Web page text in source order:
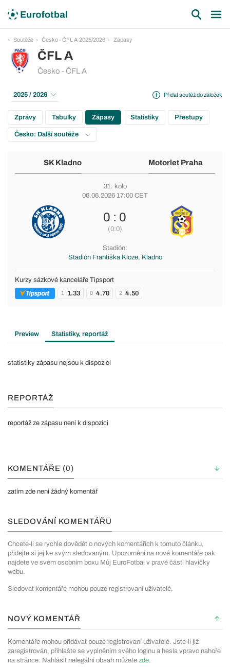
Soutěže Česko - ČFL A 2025/2026 Zápasy
ČFL A
Česko - ČFL A
Přidat soutěž do záložek
2025 / 2026
Zprávy Tabulky Zápasy Statistiky Přestupy
Česko: Další soutěže
SK Kladno Motorlet Praha
31. kolo
06.06.2026 17:00 CET
0 : 0
(0:0)
Stadión:
Stadión Františka Kloze, Kladno
Kurzy sázkové kanceláře Tipsport
1 1.33 0 4.70 2 4.50
Preview Statistiky, reportáž
statistiky zápasu nejsou k dispozici
REPORTÁŽ
reportáž ze zápasu není k dispozici
KOMENTÁŘE (0)
zatím zde není žádný komentář
SLEDOVÁNÍ KOMENTÁŘŮ
Chcete-li se rychle dovědět o nových komentářích k tomuto článku,
přidejte si jej ke svým sledovaným. Upozornění na nové komentáře pak
najdete ve svém osobním boxu Můj EuroFotbal v pravé části hlavičky
webu.
Sledovat komentáře mohou pouze registrovaní uživatelé.
NOVÝ KOMENTÁŘ
Komentáře mohou přidávat pouze registrovaní uživatelé. Jste-li již
zaregistrován, přihlašte se vyplněním svého loginu a hesla vpravo nahoře
na stránce. Nahlásit nelegální obsah můžete zde.